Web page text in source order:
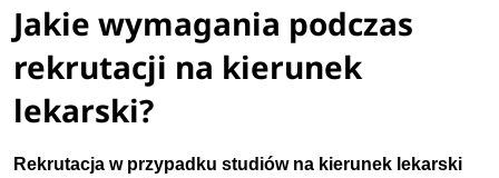
Jakie wymagania podczas
rekrutacji na kierunek
lekarski?
Rekrutacja w przypadku studiów na kierunek lekarski